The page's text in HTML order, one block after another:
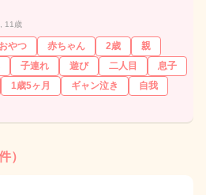
11歳
おやつ 赤ちゃん 2歳
親
子連れ 遊び 二人目
息子
1歳5ヶ月 ギャン泣き
自我
）